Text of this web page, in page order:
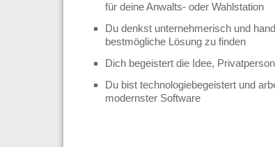
für deine Anwalts- oder Wahlstation
Du denkst unternehmerisch und
bestmögliche Lösung zu finden
Dich begeistert die Idee,
Du bist technologiebegeistert und
modernster Software